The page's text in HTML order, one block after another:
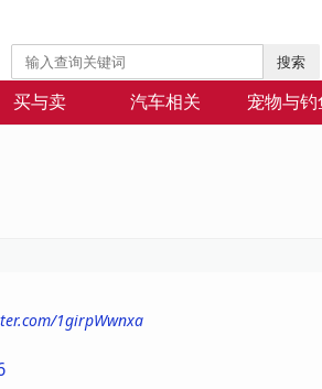
搜索
买与卖 汽车相关 宠物与钓
1girpWwnxa